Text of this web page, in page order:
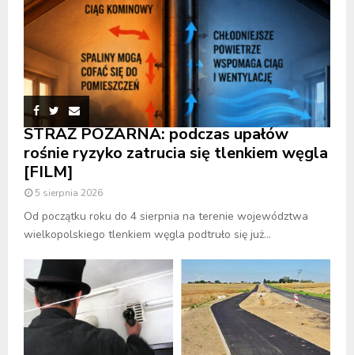
STRAŻ POŻARNA: podczas upałów
rośnie ryzyko zatrucia się tlenkiem węgla
[FILM]
5 sierpnia 2026
Od początku roku do 4 sierpnia na terenie województwa
wielkopolskiego tlenkiem węgla podtruło się już...